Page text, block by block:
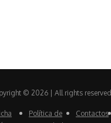
© 2026 | All rights reserved
Política de
Contactos